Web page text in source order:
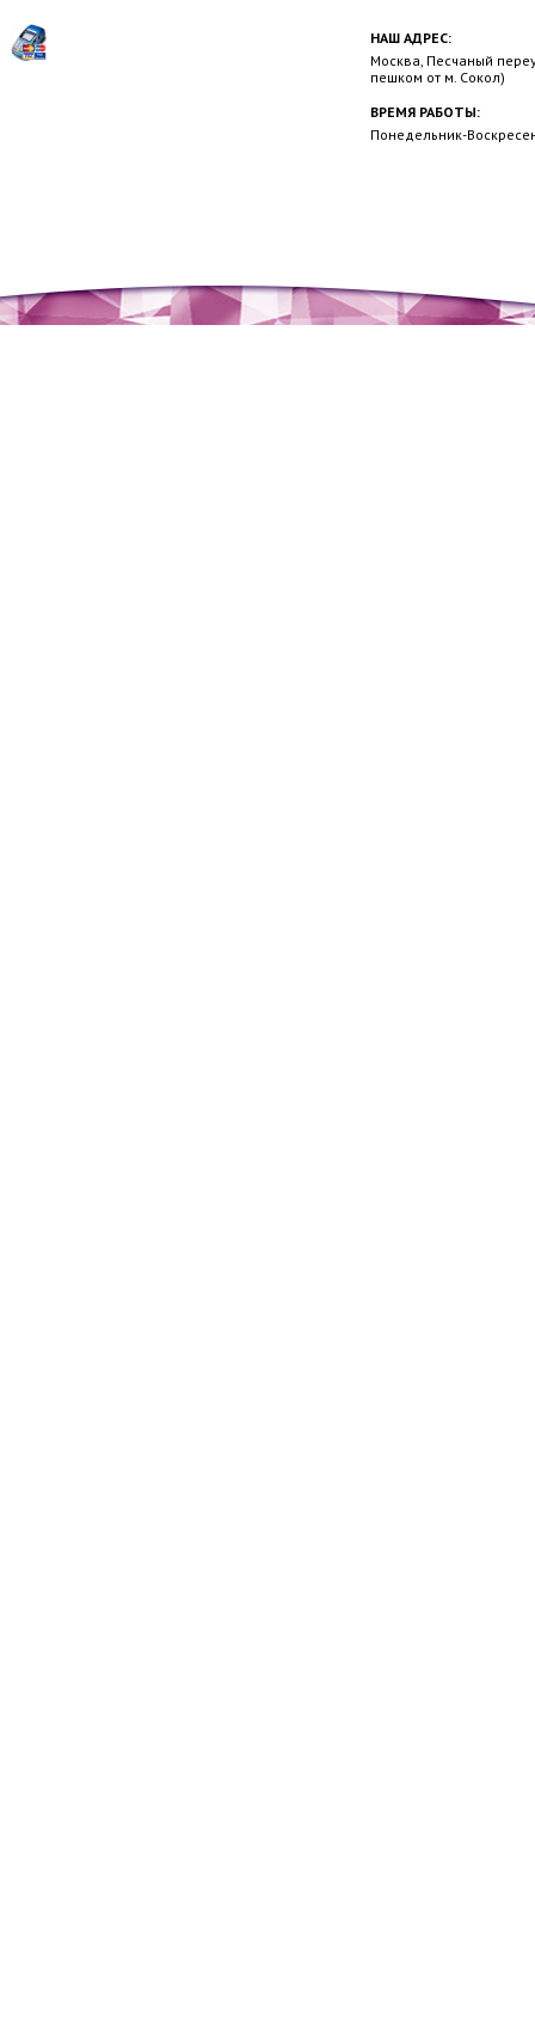
НАШ АДРЕС:
Москва, Песчаный
пешком от м. Сокол)
ВРЕМЯ РАБОТЫ:
Понедельник-